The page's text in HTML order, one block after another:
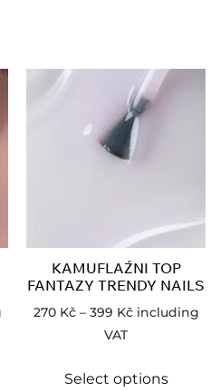
KAMUFLAŹNI TOP
FANTAZY TRENDY NAILS
270 Kč – 399 Kč including
VAT
Select options